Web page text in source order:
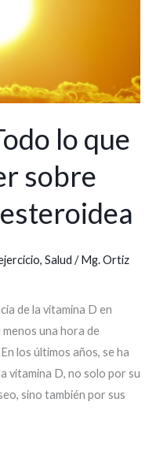
lo que
sobre
, Salud /Mg. Ortiz
de la vitamina D en
una hora de
los últimos años, se ha
vitamina D, no solo por su
sino también por sus